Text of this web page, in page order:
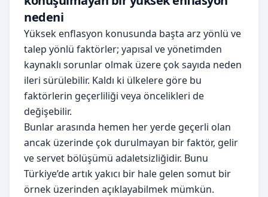
nedeni
Yüksek enflasyon konusunda başta arz yönlü ve
talep yönlü faktörler; yapısal ve yönetimden
kaynaklı sorunlar olmak üzere çok sayıda neden
ileri sürülebilir. Kaldı ki ülkelere göre bu
faktörlerin geçerliliği veya öncelikleri de
değişebilir.
Bunlar arasında hemen her yerde geçerli olan
ancak üzerinde çok durulmayan bir faktör, gelir
ve servet bölüşümü adaletsizliğidir. Bunu
Türkiye’de artık yakıcı bir hale gelen somut bir
örnek üzerinden açıklayabilmek mümkün.